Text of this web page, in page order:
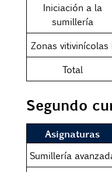
Iniciación a la
sumillería
Zonas vitivinícolas
Total
Segundo
Asignaturas
Sumillería